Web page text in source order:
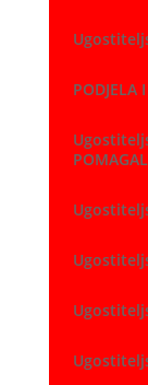
PODJELA